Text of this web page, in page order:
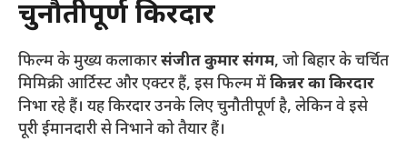
चुनौतीपूर्ण किरदार
फिल्म के मुख्य कलाकारसंजीत कुमार संगम, जो बिहार के चर्चित
मिमिक्री आर्टिस्ट और एक्टर हैं, इस फिल्म मेंकिन्नर का किरदार
निभा रहे हैं। यह किरदार उनके लिए चुनौतीपूर्ण है, लेकिन वे इसे
पूरी ईमानदारी से निभाने को तैयार हैं।